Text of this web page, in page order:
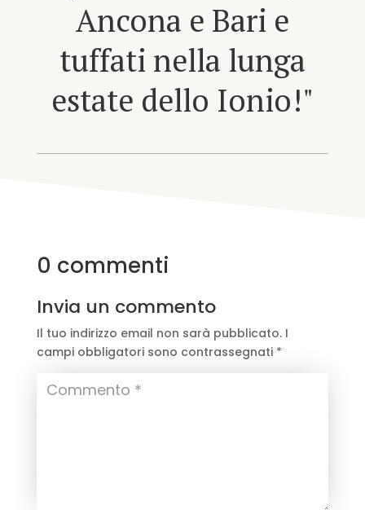
Ancona e Bari e
tuffati nella lunga
estate dello Ionio!"
0 commenti
Invia un commento
Il tuo indirizzo email non sarà pubblicato. I
campi obbligatori sono contrassegnati *